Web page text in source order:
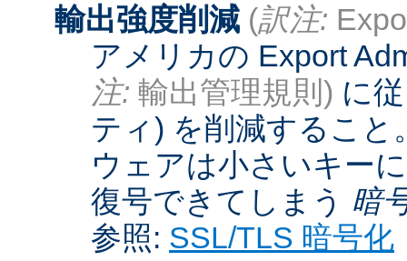
輸出強度削減 (訳注:
アメリカの Export
注: 輸出管理規則) に
ティ) を削減すること
ウェアは小さいキー
復号できてしまう 暗
参照: SSL/TLS 暗号化